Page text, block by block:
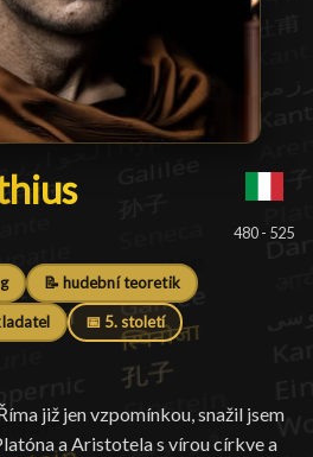
█
480 - 525
📝 hudební teoretik
📅 5. století
již jen vzpomínkou, snažil jsem
a Aristotela s vírou církve a